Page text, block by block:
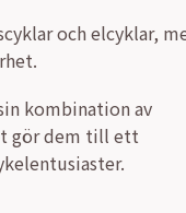
och elcyklar,
kombination av
gör dem till ett